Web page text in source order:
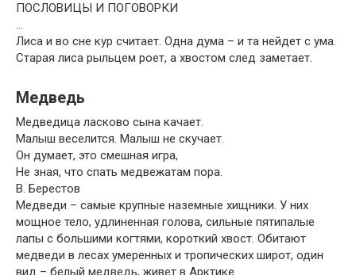
ПОСЛОВИЦЫ И ПОГОВОРКИ
…
Лиса и во сне кур считает. Одна дума – и та нейдет с ума.
Старая лиса рыльцем роет, а хвостом след заметает.
Медведь
Медведица ласково сына качает.
Малыш веселится. Малыш не скучает.
Он думает, это смешная игра,
Не зная, что спать медвежатам пора.
В. Берестов
Медведи – самые крупные наземные хищники. У них
мощное тело, удлиненная голова, сильные пятипалые
лапы с большими когтями, короткий хвост. Обитают
медведи в лесах умеренных и тропических широт, один
вид – белый медведь, живет в Арктике.